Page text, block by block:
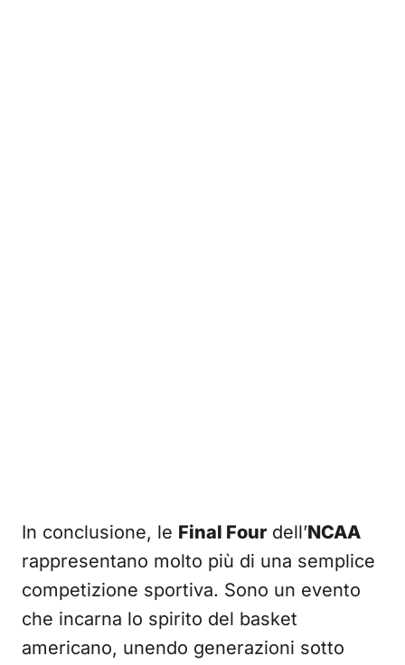
In conclusione, le Final Four dell’NCAA
rappresentano molto più di una semplice
competizione sportiva. Sono un evento
che incarna lo spirito del basket
americano, unendo generazioni sotto